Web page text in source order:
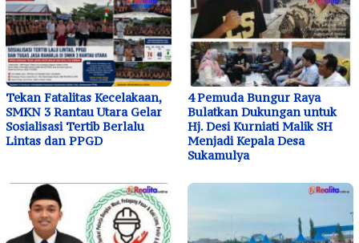
Tekan Fatalitas Kecelakaan,
SMKN 3 Rantau Utara Gelar
Sosialisasi Tertib Berlalu
Lintas dan PPGD
4 Pemuda Bungur Raya
Bulatkan Dukungan untuk
Hj. Desi Kurniati Malik SH
Menjadi Kepala Desa
Sukamulya